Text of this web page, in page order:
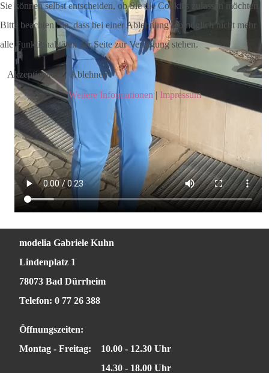
modelia Gabriele Kuhn
Lindenplatz 1
78073 Bad Dürrheim
Telefon: 0 77 26 388
Öffnungszeiten:
Montag - Freitag:
10.00 - 12.30 Uhr
14.30 - 18.00 Uhr
Sie können selbst entscheiden, ob Sie die Cookies zulassen möchten.
Bitte beachten Sie, dass bei einer Ablehnung womöglich nicht mehr
alle Funktionalitäten der Seite zur Verfügung stehen.
Akzeptieren
Ablehnen
Weitere Informationen| Impressum